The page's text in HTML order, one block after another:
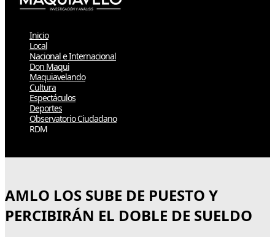
Inicio
Local
Nacional e Internacional
Don Maqui
Maquiavelando
Cultura
Espectáculos
Deportes
Observatorio Ciudadano
RDM
AMLO LOS SUBE DE PUESTO Y
PERCIBIRÁN EL DOBLE DE SUELDO